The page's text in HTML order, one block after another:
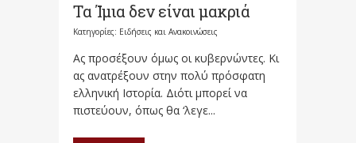
Τα Ίμια δεν είναι μακριά
Κατηγορίες: Ειδήσεις και Ανακοινώσεις
Ας προσέξουν όμως οι κυβερνώντες. Κι
ας ανατρέξουν στην πολύ πρόσφατη
ελληνική Ιστορία. Διότι μπορεί να
πιστεύουν, όπως θα ‘λεγε...